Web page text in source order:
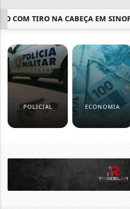
COM TIRO NA CABEÇA EM SINOP
POLICIAL ECONOMIA